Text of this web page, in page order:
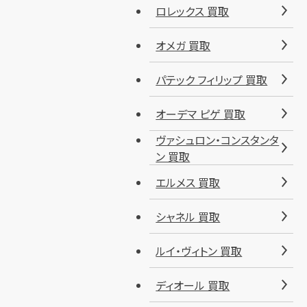
ロレックス 買取
オメガ 買取
パテック フィリップ 買取
オーデマ ピゲ 買取
ヴァシュロン・コンスタンタ
ン 買取
エルメス 買取
シャネル 買取
ルイ・ヴィトン 買取
ディオール 買取